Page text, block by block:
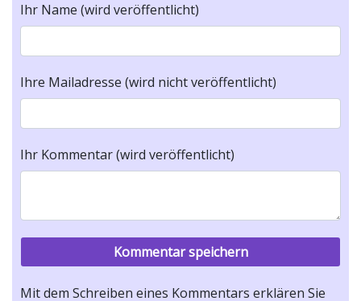
Ihr Name (wird veröffentlicht)
Ihre Mailadresse (wird nicht veröffentlicht)
Ihr Kommentar (wird veröffentlicht)
Mit dem Schreiben eines Kommentars erklären Sie